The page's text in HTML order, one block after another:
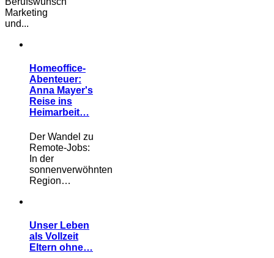
Marketing
und...
Homeoffice-
Abenteuer:
Anna Mayer's
Reise ins
Heimarbeit…
Der Wandel zu
Remote-Jobs:
In der
sonnenverwöhnten
Region…
Unser Leben
als Vollzeit
Eltern ohne…